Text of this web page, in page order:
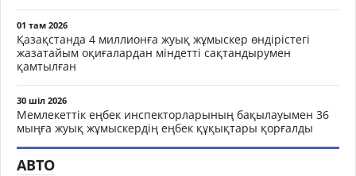
01 там 2026
Қазақстанда 4 миллионға жуық жұмыскер өндірістегі
жазатайым оқиғалардан міндетті сақтандырумен
қамтылған
30 шіл 2026
Мемлекеттік еңбек инспекторларының бақылауымен 36
мыңға жуық жұмыскердің еңбек құқықтары қорғалды
АВТО